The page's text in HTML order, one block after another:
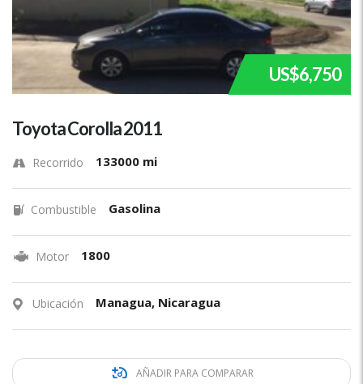
US$6,750
Toyota Corolla 2011
Recorrido 133000 mi
Combustible Gasolina
Motor 1800
Ubicación Managua, Nicaragua
AÑADIR PARA COMPARAR